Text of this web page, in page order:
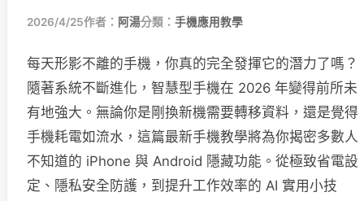
2026/4/25作者： 阿湯分類： 手機應用教學
每天形影不離的手機，你真的完全發揮它的潛力了嗎？
隨著系統不斷進化，智慧型手機在 2026 年變得前所未
有地強大。無論你是剛換新機需要轉移資料，還是覺得
手機耗電如流水，這篇最新手機教學將為你揭密多數人
不知道的 iPhone 與 Android 隱藏功能。從極致省電設
定、隱私安全防護，到提升工作效率的 AI 實用小技